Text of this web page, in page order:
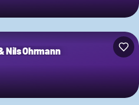
Nils Ohrmann